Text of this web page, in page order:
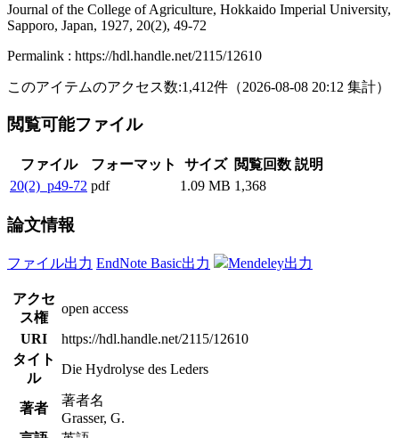
Journal of the College of Agriculture, Hokkaido Imperial University,
Sapporo, Japan, 1927, 20(2), 49-72
Permalink : https://hdl.handle.net/2115/12610
このアイテムのアクセス数:1,412件 （2026-08-08 20:12 集計）
閲覧可能ファイル
ファイル フォーマット サイズ 閲覧回数 説明
20(2)_p49-72 pdf 1.09 MB 1,368
論文情報
ファイル出力 EndNote Basic出力 Mendeley出力
アクセ
ス権
open access
URI
https://hdl.handle.net/2115/12610
タイト
ル
Die Hydrolyse des Leders
著者
著者名
Grasser, G.